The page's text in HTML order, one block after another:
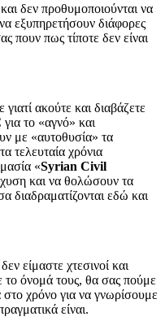
δεν προθυμοποιούνται να
εξυπηρετήσουν διάφορες
πουν πως τίποτε δεν είναι
ακούτε και διαβάζετε
το «αγνό» και
με «αυτοθυσία» τα
τελευταία χρόνια
«Syrian Civil
και να θολώσουν τα
διαδραματίζονται εδώ και
είμαστε χτεσινοί και
το όνομά τους, θα σας πούμε
στο χρόνο για να γνωρίσουμε
είναι.